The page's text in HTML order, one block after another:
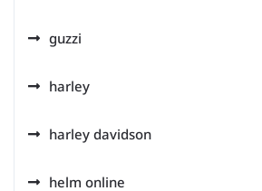
guzzi
harley
harley davidson
helm online